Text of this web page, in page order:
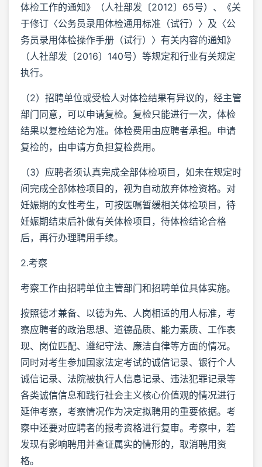
体检工作的通知》（人社部发〔2012〕65号）、《关
于修订〈公务员录用体检通用标准（试行）〉及〈公
务员录用体检操作手册（试行）〉有关内容的通知》
（人社部发〔2016〕140号）等规定和行业有关规定
执行。
（2）招聘单位或受检人对体检结果有异议的，经主管
部门同意，可以申请复检。复检只能进行一次，体检
结果以复检结论为准。体检费用由应聘者承担。申请
复检的，由申请方负担复检费用。
（3）应聘者须认真完成全部体检项目，如未在规定时
间完成全部体检项目的，视为自动放弃体检资格。对
妊娠期的女性考生，可按医嘱暂缓相关体检项目，待
妊娠期结束后补做有关体检项目，待体检结论合格
后，再行办理聘用手续。
2.考察
考察工作由招聘单位主管部门和招聘单位具体实施。
按照德才兼备、以德为先、人岗相适的用人标准，考
察应聘者的政治思想、道德品质、能力素质、工作表
现、岗位匹配、遵纪守法、廉洁自律等方面的情况。
同时对考生参加国家法定考试的诚信记录、银行个人
诚信记录、法院被执行人信息记录、违法犯罪记录等
各类诚信信息和践行社会主义核心价值观的情况进行
延伸考察，考察情况作为决定拟聘用的重要依据。考
察中还要对应聘者的报考资格进行复审。考察中，若
发现有影响聘用并查证属实的情形的，取消聘用资
格。